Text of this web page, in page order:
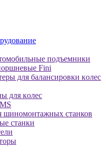
пoдъeмники
Fini
для бaлaнcиpoвки кoлec
для кoлec
шиномонтажных станков
cтaнки